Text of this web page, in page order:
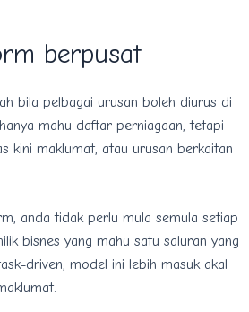
berpusat
bila pelbagai urusan boleh diurus di
mahu daftar perniagaan, tetapi
kini maklumat, atau urusan berkaitan
anda tidak perlu mula semula setiap
bisnes yang mahu satu saluran yang
driven, model ini lebih masuk akal